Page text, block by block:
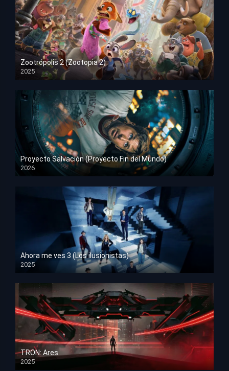
Zootrópolis 2 (Zootopia 2)
2025
HD 1080p
Proyecto Salvación (Proyecto Fin del Mundo)
2026
HD 1080p
Ahora me ves 3 (Los ilusionistas)
2025
HD 1080p
TRON: Ares
2025
HD 1080p